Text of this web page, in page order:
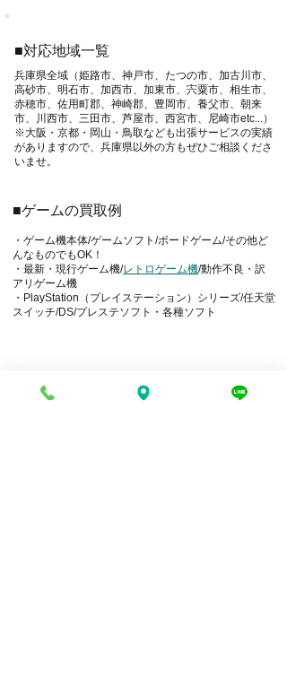
■対応地域一覧
兵庫県全域（姫路市、神戸市、たつの市、加古川市、
高砂市、明石市、加西市、加東市、宍粟市、相生市、
赤穂市、佐用町郡、神崎郡、豊岡市、養父市、朝来
市、川西市、三田市、芦屋市、西宮市、尼崎市etc...）
※大阪・京都・岡山・鳥取なども出張サービスの実績
がありますので、兵庫県以外の方もぜひご相談くださ
いませ。
■ゲームの買取例
・ゲーム機本体/ゲームソフト/ボードゲーム/その他ど
んなものでもOK！
・最新・現行ゲーム機/レトロゲーム機/動作不良・訳
アリゲーム機
・PlayStation（プレイステーション）シリーズ/任天堂
スイッチ/DS/プレステソフト・各種ソフト